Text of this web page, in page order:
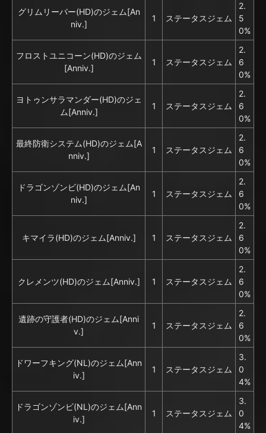
グリムリーパー(HD)のジェム[An
niv.]
1 ステータスジェム
2.
5
0%
フロストユニコーン(HD)のジェム
[Anniv.]
1 ステータスジェム
2.
6
0%
ヨトゥンサラマンダー(HD)のジェ
ム[Anniv.]
1 ステータスジェム
2.
6
0%
最終防衛システム(HD)のジェム[A
nniv.]
1 ステータスジェム
2.
6
0%
ドラゴンゾンビ(HD)のジェム[An
niv.]
1 ステータスジェム
2.
6
0%
キマイラ(HD)のジェム[Anniv.] 1 ステータスジェム
2.
6
0%
クレメンツ(HD)のジェム[Anniv.] 1 ステータスジェム
2.
6
0%
遺跡の守護者(HD)のジェム[Anni
v.]
1 ステータスジェム
2.
6
0%
ドワーフキング(NL)のジェム[Ann
iv.]
1 ステータスジェム
3.
0
4%
ドラゴンゾンビ(NL)のジェム[Ann
iv.]
1 ステータスジェム
3.
0
4%